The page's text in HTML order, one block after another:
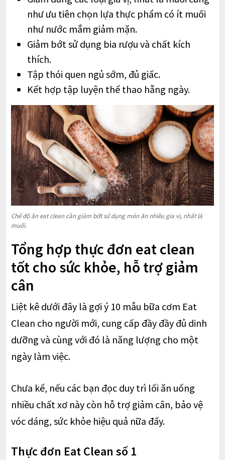
như ưu tiên chọn lựa thực phẩm có ít muối
như nước mắm giảm mặn.
Giảm bớt sử dụng bia rượu và chất kích
thích.
Tập thói quen ngủ sớm, đủ giấc.
Kết hợp tập luyện thể thao hằng ngày.
Chế độ ăn eat clean cần giảm bớt sử dụng món ăn nhiều gia vị, nhất là
muối.
Tổng hợp thực đơn eat clean
tốt cho sức khỏe, hỗ trợ giảm
cân
Liệt kê dưới đây là gợi ý 10 mẫu bữa cơm Eat
Clean cho người mới, cung cấp đầy đầy đủ dinh
dưỡng và cùng với đó là năng lượng cho một
ngày làm việc.
Chưa kể, nếu các bạn đọc duy trì lối ăn uống
nhiều chất xơ này còn hỗ trợ giảm cân, bảo vệ
vóc dáng, sức khỏe hiệu quả nữa đấy.
Thực đơn Eat Clean số 1